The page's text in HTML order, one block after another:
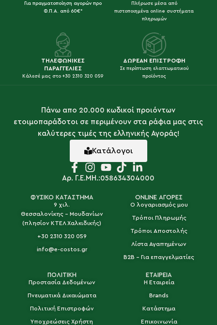
Για πραγματοποίηση αγορών προ
Φ.Π.Α. από 60€*
Πλήρωσε μέσα από
πιστοποιημένα online συστήματα
πληρωμών
ΤΗΛΕΦΩΝΙΚΕΣ
ΠΑΡΑΓΓΕΛΙΕΣ
Κάλεσέ μας στο +30 2310 320 059
ΔΩΡΕΑΝ ΕΠΙΣΤΡΟΦΗ
Σε περίπτωση ελαττωματικού
προϊόντος
Πάνω απο 20.000 κωδικοί προιόντων
ετοιμοπαράδοτοι σε περιμένουν στα ράφια μας στις
καλύτερες τιμές της ελληνικής Αγοράς!
Κατάλογοι
Αρ. Γ.Ε.ΜΗ.:058634304000
ΦΥΣΙΚΟ ΚΑΤΑΣΤΗΜΑ
9 χιλ.
Θεσσαλονίκης - Μουδανίων
(πλησίον ΚΤΕΛ Χαλκιδικής)
+30 2310 320 059
info@e-costos.gr
ONLINE ΑΓΟΡΕΣ
Ο λογαριασμός μου
Τρόποι Πληρωμής
Τρόποι Αποστολής
Λίστα Αγαπημένων
B2B - Για επαγγελματίες
ΠΟΛΙΤΙΚΗ
Προστασία Δεδομένων
Πνευματικά Δικαιώματα
Πολιτική Επιστροφών
Υποχρεώσεις Χρήστη
ΕΤΑΙΡΕΙΑ
Η Εταιρεία
Brands
Κατάστημα
Επικοινωνία